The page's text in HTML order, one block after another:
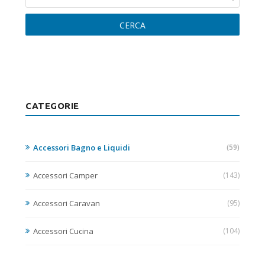
CERCA
CATEGORIE
Accessori Bagno e Liquidi (59)
Accessori Camper (143)
Accessori Caravan (95)
Accessori Cucina (104)